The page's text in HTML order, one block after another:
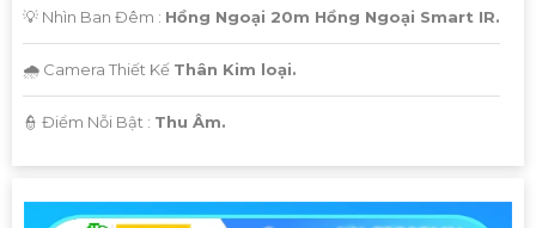
💡 Nhìn Ban Đêm : Hồng Ngoại 20m Hồng Ngoại Smart IR.
🌧️ Camera Thiết Kế Thân Kim loại.
️👮 Điểm Nỗi Bật : Thu Âm.